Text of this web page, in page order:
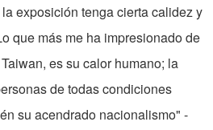
exposición tenga cierta calidez y
que más me ha impresionado de
es su calor humano; la
de todas condiciones
su acendrado nacionalismo" -